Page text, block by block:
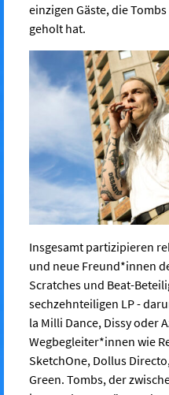
einzigen Gäste, die
geholt hat.
Insgesamt partizipieren
und neue Freund*innen
Scratches und Beat-
sechzehnteiligen LP -
la Milli Dance, Dissy oder
Wegbegleiter*innen wie
SketchOne, Dollus
Green. Tombs, der